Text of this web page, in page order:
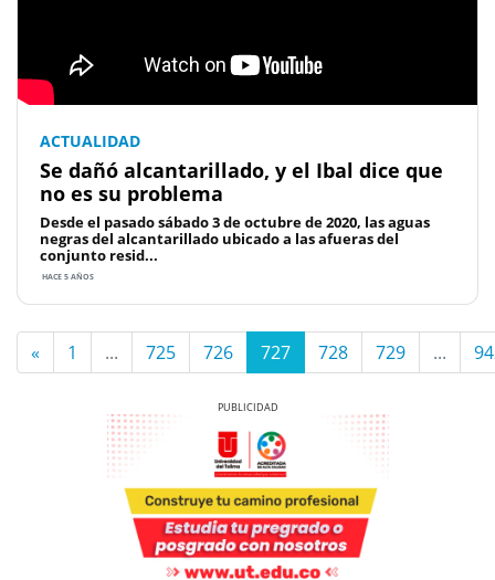
ACTUALIDAD
Se dañó alcantarillado, y el Ibal dice que
no es su problema
Desde el pasado sábado 3 de octubre de 2020, las aguas
negras del alcantarillado ubicado a las afueras del
conjunto resid...
HACE 5 AÑOS
« 1 ... 725 726 727 728 729 ...
Previous